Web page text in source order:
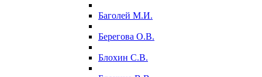
Баголей М.И.
Берегова О.В.
Блохин С.В.